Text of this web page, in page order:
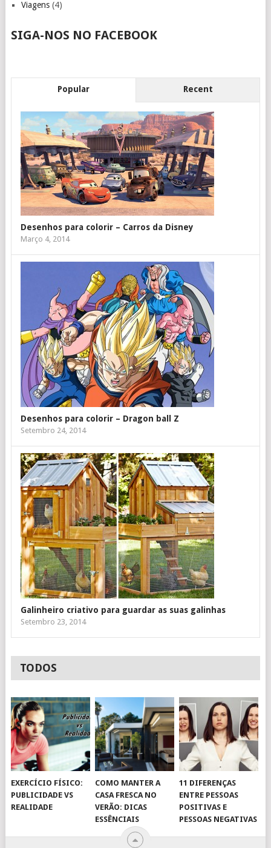
Viagens(4)
SIGA-NOS NO FACEBOOK
Popular Recent
Desenhos para colorir – Carros da Disney
Março 4, 2014
Desenhos para colorir – Dragon ball Z
Setembro 24, 2014
Galinheiro criativo para guardar as suas galinhas
Setembro 23, 2014
TODOS
EXERCÍCIO FÍSICO:
PUBLICIDADE VS
REALIDADE
COMO MANTER A
CASA FRESCA NO
VERÃO: DICAS
ESSÊNCIAIS
11 DIFERENÇAS
ENTRE PESSOAS
POSITIVAS E
PESSOAS NEGATIVAS